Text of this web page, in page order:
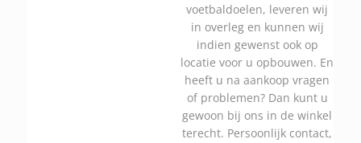
voetbaldoelen, leveren wij
in overleg en kunnen wij
indien gewenst ook op
locatie voor u opbouwen. En
heeft u na aankoop vragen
of problemen? Dan kunt u
gewoon bij ons in de winkel
terecht. Persoonlijk contact,